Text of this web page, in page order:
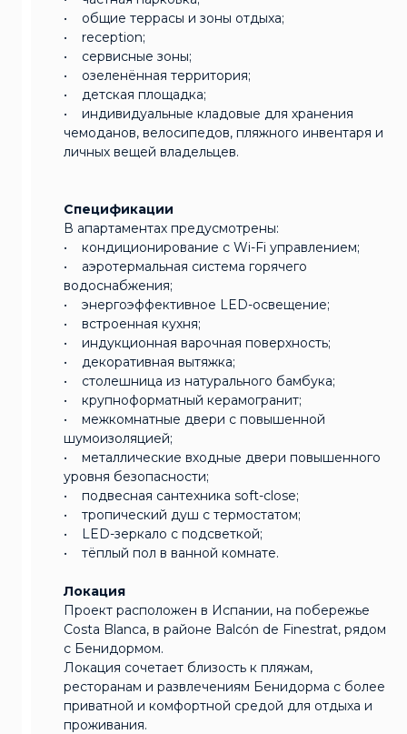
• общие террасы и зоны отдыха;
• reception;
• сервисные зоны;
• озеленённая территория;
• детская площадка;
• индивидуальные кладовые для хранения
чемоданов, велосипедов, пляжного инвентаря и
личных вещей владельцев.
Спецификации
В апартаментах предусмотрены:
• кондиционирование с Wi-Fi управлением;
• аэротермальная система горячего
водоснабжения;
• энергоэффективное LED-освещение;
• встроенная кухня;
• индукционная варочная поверхность;
• декоративная вытяжка;
• столешница из натурального бамбука;
• крупноформатный керамогранит;
• межкомнатные двери с повышенной
шумоизоляцией;
• металлические входные двери повышенного
уровня безопасности;
• подвесная сантехника soft-close;
• тропический душ с термостатом;
• LED-зеркало с подсветкой;
• тёплый пол в ванной комнате.
Локация
Проект расположен в Испании, на побережье
Costa Blanca, в районе Balcón de Finestrat, рядом
с Бенидормом.
Локация сочетает близость к пляжам,
ресторанам и развлечениям Бенидорма с более
приватной и комфортной средой для отдыха и
проживания.